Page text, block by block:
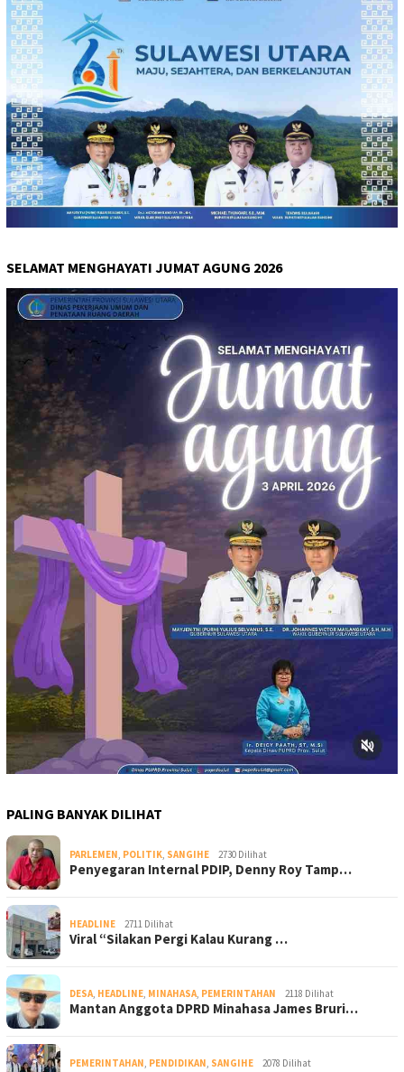
SELAMAT MENGHAYATI JUMAT AGUNG 2026
PALING BANYAK DILIHAT
PARLEMEN, POLITIK, SANGIHE 2730 Dilihat
Penyegaran Internal PDIP, Denny Roy Tamp…
HEADLINE 2711 Dilihat
Viral “Silakan Pergi Kalau Kurang …
DESA, HEADLINE, MINAHASA, PEMERINTAHAN 2118 Dilihat
Mantan Anggota DPRD Minahasa James Bruri…
PEMERINTAHAN, PENDIDIKAN, SANGIHE 2078 Dilihat